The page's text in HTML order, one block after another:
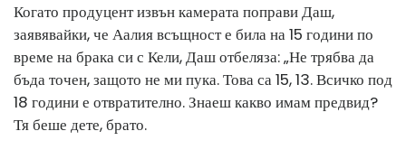
Когато продуцент извън камерата поправи Даш,
заявявайки, че Аалия всъщност е била на 15 години по
време на брака си с Кели, Даш отбеляза: „Не трябва да
бъда точен, защото не ми пука. Това са 15, 13. Всичко под
18 години е отвратително. Знаеш какво имам предвид?
Тя беше дете, брато.